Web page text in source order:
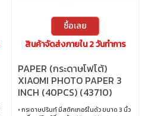
ซื้อเลย
สินค้าจัดส่งภายใน 2 วันทำการ
PAPER (กระดาษโฟโต้)
XIAOMI PHOTO PAPER 3
INCH (40PCS) (43710)
(XMI-BHR6756GL)
• กระดาษปรินท์ มีสติกเกอร์ในตัว ขนาด 3 นิ้ว